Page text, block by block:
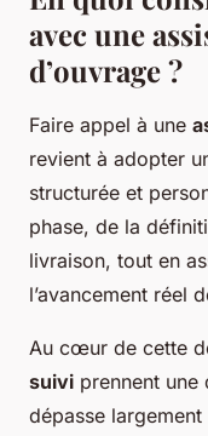
avec une
d’ouvrage ?
Faire appel à une
revient à adopter
structurée et
phase, de la
livraison, tout en
l’avancement réel
Au cœur de cette
suivi prennent une
dépasse